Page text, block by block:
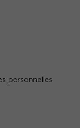
personnelles